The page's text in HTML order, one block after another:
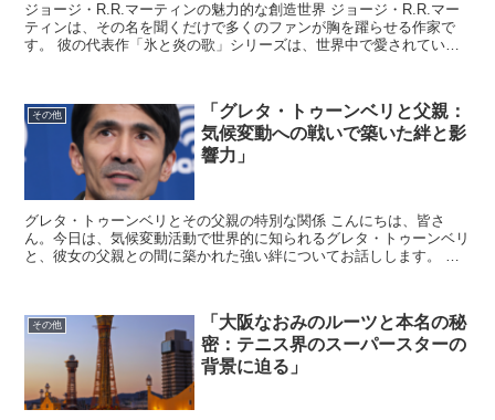
ジョージ・R.R.マーティンの魅力的な創造世界 ジョージ・R.R.マー
ティンは、その名を聞くだけで多くのファンが胸を躍らせる作家で
す。 彼の代表作「氷と炎の歌」シリーズは、世界中で愛されていま
その他
「グレタ・トゥーンベリと父親：
気候変動への戦いで築いた絆と影
響力」
グレタ・トゥーンベリとその父親の特別な関係 こんにちは、皆さ
ん。今日は、気候変動活動で世界的に知られるグレタ・トゥーンベリ
と、彼女の父親との間に築かれた強い絆についてお話しします。 グ
その他
「大阪なおみのルーツと本名の秘
密：テニス界のスーパースターの
背景に迫る」